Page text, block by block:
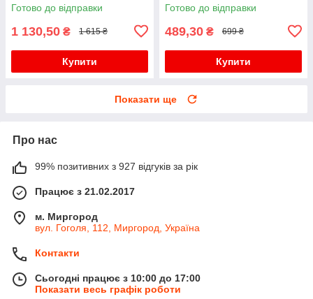
Готово до відправки
1 130,50 ₴ 1 615 ₴
Купити
Готово до відправки
489,30 ₴ 699 ₴
Купити
Показати ще
Про нас
99% позитивних з 927 відгуків за рік
Працює з 21.02.2017
м. Миргород
вул. Гоголя, 112, Миргород, Україна
Контакти
Сьогодні працює з 10:00 до 17:00
Показати весь графік роботи